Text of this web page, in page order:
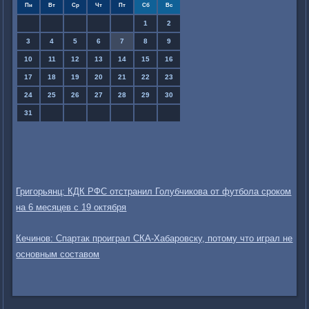
Пн Вт Ср Чт Пт Сб Вс
1 2
3 4 5 6 7 8 9
10 11 12 13 14 15 16
17 18 19 20 21 22 23
24 25 26 27 28 29 30
31
Григорьянц: КДК РФС отстранил Голубчикова от футбола сроком
на 6 месяцев с 19 октября
Кечинов: Спартак проиграл СКА-Хабаровску, потому что играл не
основным составом